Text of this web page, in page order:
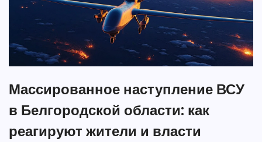
Массированное наступление ВСУ
в Белгородской области: как
реагируют жители и власти